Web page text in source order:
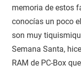
memoria de estos
conocías un poco
son muy
Semana Santa,
RAM de PC-Box